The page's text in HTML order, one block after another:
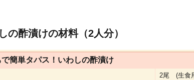
の酢漬けの材料（2人分）
で簡単タパス！いわしの酢漬け
2尾 (生食